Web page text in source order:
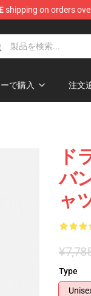
shipping on orders
で購入 注文
ド
バ
ャ
Type